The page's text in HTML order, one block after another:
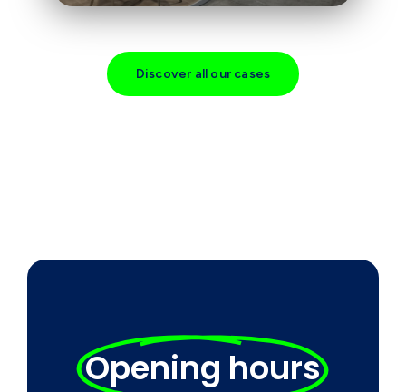
Discover all our cases
Opening hours